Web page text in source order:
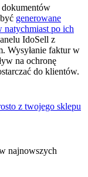
dokumentów
generowane
natychmiast po ich
IdoSell z
Wysyłanie faktur w
na ochronę
do klientów.
z twojego sklepu
najnowszych